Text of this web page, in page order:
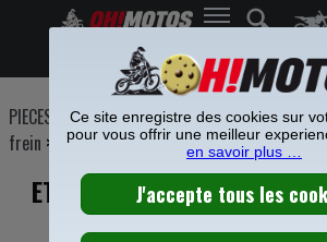
Frais de port offerts à partir
PIECES MOTO>Freinage>Etrier Maitre
frein >
ETRIER FREIN AVANT MOTO
POUR BETA 390
Ce site enregistre des cookies sur
pour vous offrir une meilleur
en savoir plus …